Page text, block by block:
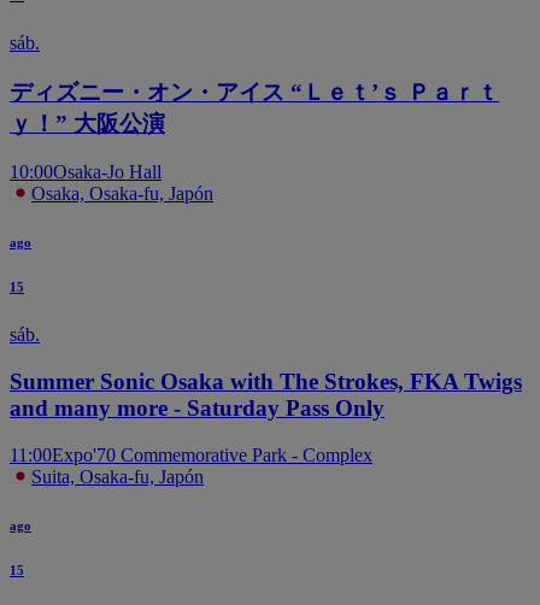
sáb.
ディズニー・オン・アイス “Ｌｅｔ’ｓ Ｐａｒｔ
ｙ！” 大阪公演
10:00Osaka-Jo Hall
Osaka, Osaka-fu, Japón
ago
15
sáb.
Summer Sonic Osaka with The Strokes, FKA Twigs
and many more - Saturday Pass Only
11:00Expo'70 Commemorative Park - Complex
Suita, Osaka-fu, Japón
ago
15